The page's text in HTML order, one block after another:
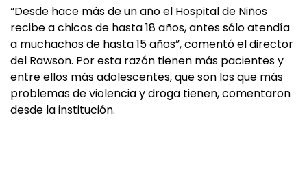
“Desde hace más de un año el Hospital de Niños
recibe a chicos de hasta 18 años, antes sólo atendía
a muchachos de hasta 15 años”, comentó el director
del Rawson. Por esta razón tienen más pacientes y
entre ellos más adolescentes, que son los que más
problemas de violencia y droga tienen, comentaron
desde la institución.